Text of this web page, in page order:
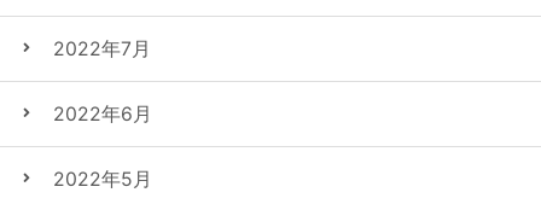
2022年7月
2022年6月
2022年5月